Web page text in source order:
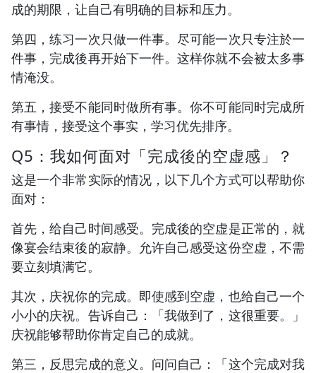
成的期限，让自己有明确的目标和压力。
第四，练习一次只做一件事。尽可能一次只专注於一
件事，完成後再开始下一件。这样你就不会被太多事
情淹没。
第五，接受不能同时做所有事。你不可能同时完成所
有事情，接受这个事实，学习优先排序。
Q5：我如何面对「完成後的空虚感」？
这是一个非常实际的情况，以下几个方式可以帮助你
面对：
首先，给自己时间感受。完成後的空虚是正常的，就
像宴会结束後的寂静。允许自己感受这份空虚，不需
要立刻填满它。
其次，庆祝你的完成。即使感到空虚，也给自己一个
小小的庆祝。告诉自己：「我做到了，这很重要。」
庆祝能够帮助你肯定自己的成就。
第三，反思完成的意义。问问自己：「这个完成对我